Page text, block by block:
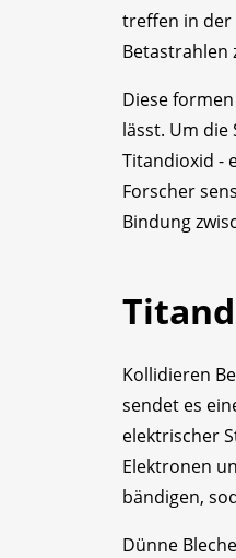
treffen in der
Betastrahlen
Diese
lässt. Um
Titandioxid -
Forscher
Bindung
Kollidieren
sendet es
elektrischer
Elektronen
bändigen,
Dünne